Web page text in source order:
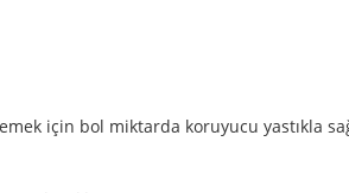
için bol miktarda koruyucu yastıkla